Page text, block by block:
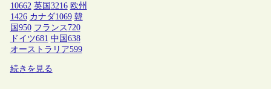
10662 英国3216 欧州
1426 カナダ1069 韓
国950 フランス 720
ドイツ681 中国638
オーストラリア599
続きを見る